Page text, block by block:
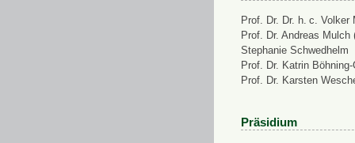
Prof. Dr. Dr. h. c. Volker
Prof. Dr. Andreas
Stephanie Schwedhelm
Prof. Dr. Katrin
Prof. Dr. Karsten
Präsidium